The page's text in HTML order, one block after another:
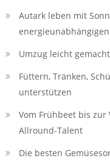
Autark leben mit
Umzug leicht
Füttern, Tränken,
unterstützen
Vom Frühbeet bis zur
Allround-Talent
Die besten